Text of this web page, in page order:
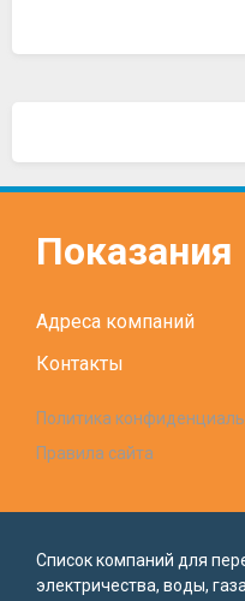
Показания
Адреса компаний
Контакты
Политика
Правила сайта
Список компаний для
электричества, воды,